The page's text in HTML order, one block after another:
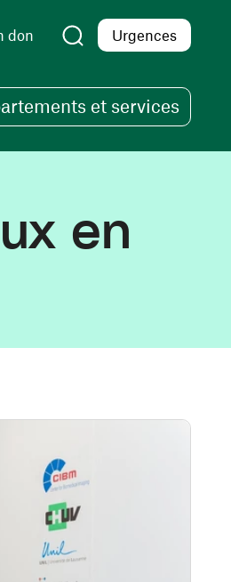
don Urgences
et services
en